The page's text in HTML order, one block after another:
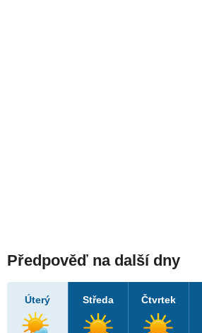
Předpověď na další dny
Úterý Středa Čtvrtek